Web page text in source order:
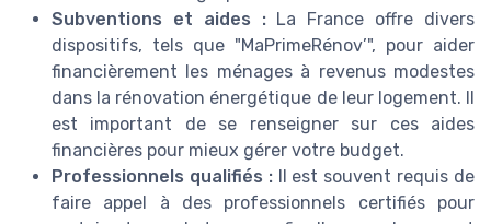
Subventions et aides :La France offre divers
dispositifs, tels que "MaPrimeRénov’", pour aider
financièrement les ménages à revenus modestes
dans la rénovation énergétique de leur logement. Il
est important de se renseigner sur ces aides
financières pour mieux gérer votre budget.
Professionnels qualifiés :Il est souvent requis de
faire appel à des professionnels certifiés pour